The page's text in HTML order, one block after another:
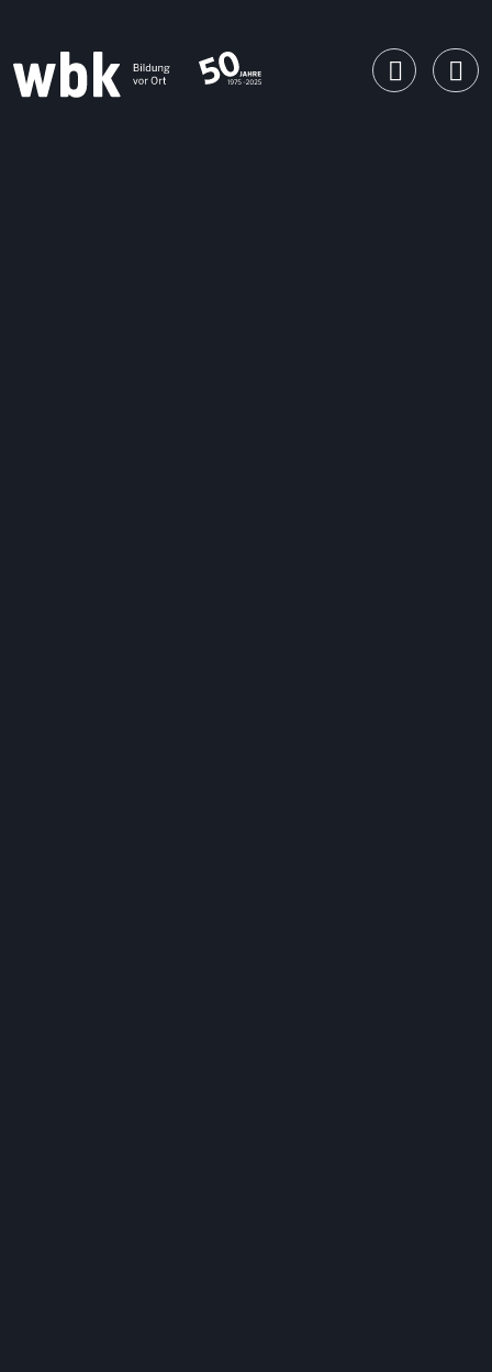
Main Navigation